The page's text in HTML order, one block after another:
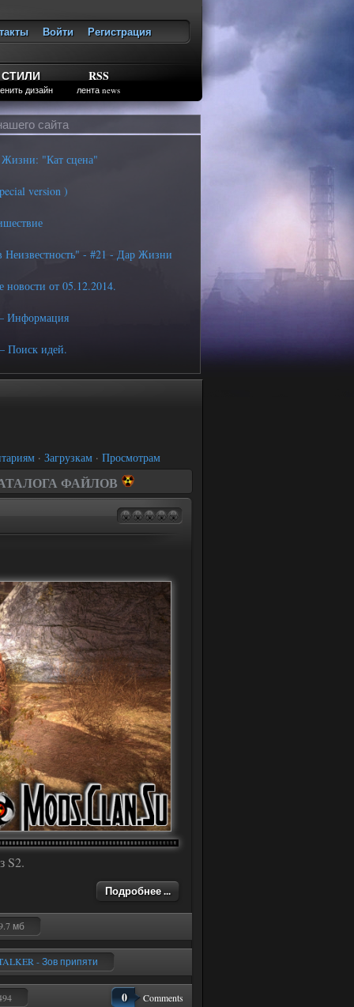
Войти
Регистрация
СТИЛИ
дизайн
RSS
лента news
сайта
"Кат сцена"
version )
- #21 - Дар Жизни
от 05.12.2014.
Информация
Поиск идей.
· Загрузкам· Просмотрам
ФАЙЛОВ
anims
аддоны
НПС
S2.
Подробнее ...
мб
- Зов припяти
0 Comments